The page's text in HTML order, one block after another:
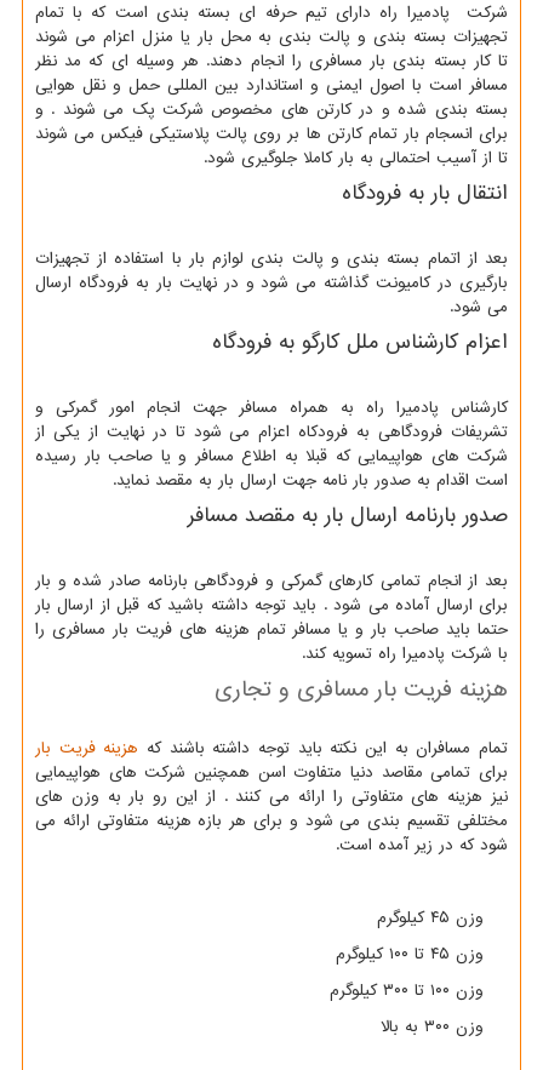
شرکت پادمیرا راه دارای تیم حرفه ای بسته بندی است که با تمام
تجهیزات بسته بندی و پالت بندی به محل بار یا منزل اعزام می شوند
تا کار بسته بندی بار مسافری را انجام دهند. هر وسیله ای که مد نظر
مسافر است با اصول ایمنی و استاندارد بین المللی حمل و نقل هوایی
بسته بندی شده و در کارتن های مخصوص شرکت پک می شوند . و
برای انسجام بار تمام کارتن ها بر روی پالت پلاستیکی فیکس می شوند
تا از آسیب احتمالی به بار کاملا جلوگیری شود.
انتقال بار به فرودگاه
بعد از اتمام بسته بندی و پالت بندی لوازم بار با استفاده از تجهیزات
بارگیری در کامیونت گذاشته می شود و در نهایت بار به فرودگاه ارسال
می شود.
اعزام کارشناس ملل کارگو به فرودگاه
کارشناس پادمیرا راه به همراه مسافر جهت انجام امور گمرکی و
تشریفات فرودگاهی به فرودکاه اعزام می شود تا در نهایت از یکی از
شرکت های هواپیمایی که قبلا به اطلاع مسافر و یا صاحب بار رسیده
است اقدام به صدور بار نامه جهت ارسال بار به مقصد نماید.
صدور بارنامه ارسال بار به مقصد مسافر
بعد از انجام تمامی کارهای گمرکی و فرودگاهی بارنامه صادر شده و بار
برای ارسال آماده می شود . باید توجه داشته باشید که قبل از ارسال بار
حتما باید صاحب بار و یا مسافر تمام هزینه های فریت بار مسافری را
با شرکت پادمیرا راه تسویه کند.
هزینه فریت بار مسافری و تجاری
تمام مسافران به این نکته باید توجه داشته باشند که هزینه فریت بار
برای تمامی مقاصد دنیا متفاوت اسن همچنین شرکت های هواپیمایی
نیز هزینه های متفاوتی را ارائه می کنند . از این رو بار به وزن های
مختلفی تقسیم بندی می شود و برای هر بازه هزینه متفاوتی ارائه می
شود که در زیر آمده است.
وزن ۴۵ کیلوگرم
وزن ۴۵ تا ۱۰۰ کیلوگرم
وزن ۱۰۰ تا ۳۰۰ کیلوگرم
وزن ۳۰۰ به بالا